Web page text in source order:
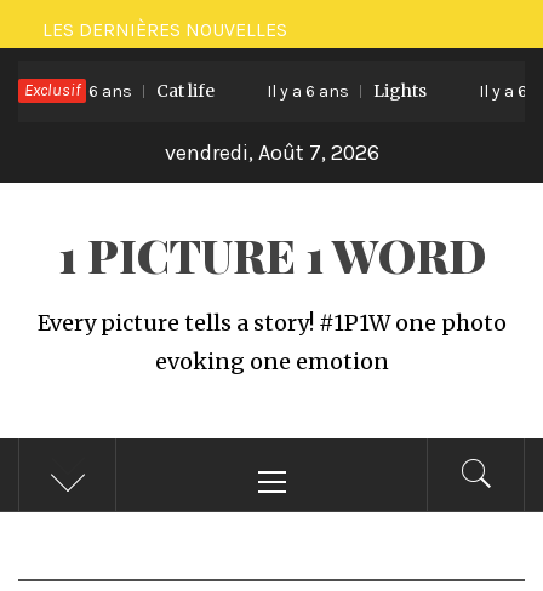
Passer
au
contenu
LES DERNIÈRES NOUVELLES
Exclusif
Il y a 6 ans Cat life Il y a 6 ans Lights Il y a 6 ans
vendredi, Août 7, 2026
1 PICTURE 1 WORD
Every picture tells a story! #1P1W one photo
evoking one emotion
principal